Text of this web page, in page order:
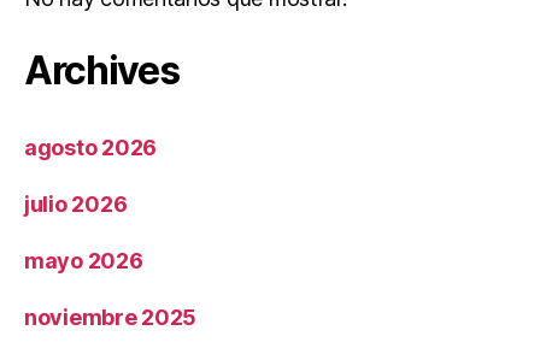
Archives
agosto 2026
julio 2026
mayo 2026
noviembre 2025